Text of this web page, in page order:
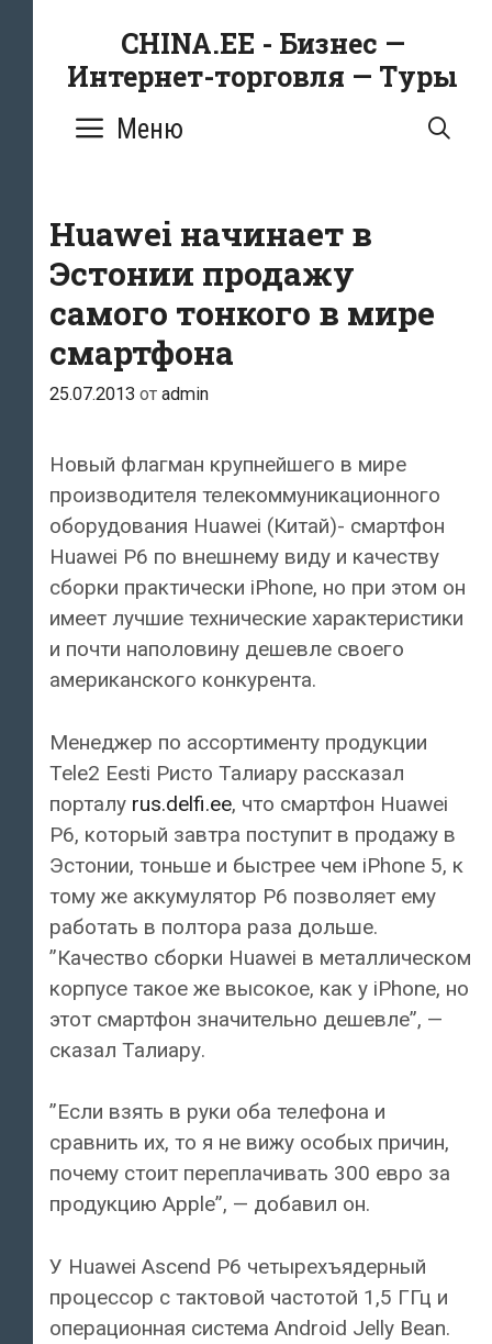
содержимому
CHINA.EE - Бизнес —
Интернет-торговля — Туры
Меню
Huawei начинает в
Эстонии продажу
самого тонкого в мире
смартфона
25.07.2013 от admin
Новый флагман крупнейшего в мире
производителя телекоммуникационного
оборудования Huawei (Китай)- смартфон
Huawei P6 по внешнему виду и качеству
сборки практически iPhone, но при этом он
имеет лучшие технические характеристики
и почти наполовину дешевле своего
американского конкурента.
Менеджер по ассортименту продукции
Tele2 Eesti Ристо Талиару рассказал
порталу rus.delfi.ee, что смартфон Huawei
P6, который завтра поступит в продажу в
Эстонии, тоньше и быстрее чем iPhone 5, к
тому же аккумулятор P6 позволяет ему
работать в полтора раза дольше.
”Качество сборки Huawei в металлическом
корпусе такое же высокое, как у iPhone, но
этот смартфон значительно дешевле”, —
сказал Талиару.
”Если взять в руки оба телефона и
сравнить их, то я не вижу особых причин,
почему стоит переплачивать 300 евро за
продукцию Apple”, — добавил он.
У Huawei Ascend P6 четырехъядерный
процессор с тактовой частотой 1,5 ГГц и
операционная система Android Jelly Bean.